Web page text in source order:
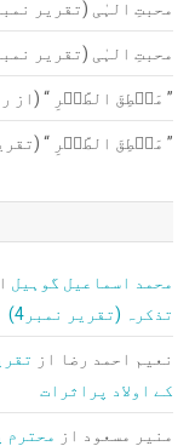
محبتِ الہٰی (تقریر
محبتِ الہٰی (تقریر
” مَنۡطِقَ الطَّیۡرِ “ (از
” مَنۡطِقَ الطَّیۡرِ “ (تقریر
محمد اسماعیل گوہیل
تذکرہ (تقریر نمبر4)
نعیم احمد رضا از
کے اولاد پراثرات
منیر مسعود از محترم